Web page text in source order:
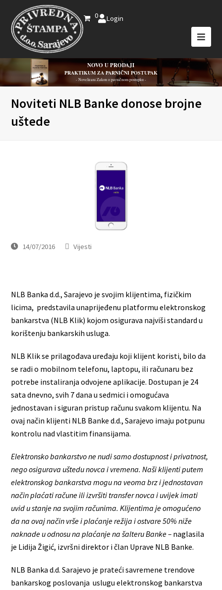
0 Login
NOVO U PRODAJI
PRAKTIKUM ZA PARNIČNI POSTUPAK
- Novelirani Zakon o parničnom postupku -
Noviteti NLB Banke donose brojne
uštede
14/07/2016 Vijesti
NLB Banka d.d., Sarajevo je svojim klijentima, fizičkim
licima, predstavila unaprijeđenu platformu elektronskog
bankarstva (NLB Klik) kojom osigurava najviši standard u
korištenju bankarskih usluga.
NLB Klik se prilagođava uređaju koji klijent koristi, bilo da
se radi o mobilnom telefonu, laptopu, ili računaru bez
potrebe instaliranja odvojene aplikacije. Dostupan je 24
sata dnevno, svih 7 dana u sedmici i omogućava
jednostavan i siguran pristup računu svakom klijentu. Na
ovaj način klijenti NLB Banke d.d., Sarajevo imaju potpunu
kontrolu nad vlastitim finansijama.
Elektronsko bankarstvo ne nudi samo dostupnost i privatnost,
nego osigurava uštedu novca i vremena. Naši klijenti putem
elektronskog bankarstva mogu na veoma brz i jednostavan
način plaćati račune ili izvršiti transfer novca i uvijek imati
uvid u stanje na svojim računima. Klijentima je omogućeno
da na ovaj način vrše i plaćanje režija i ostvare 50% niže
naknade u odnosu na plaćanje na šalteru Banke – naglasila
je Lidija Žigić, izvršni direktor i član Uprave NLB Banke.
NLB Banka d.d. Sarajevo je prateći savremene trendove
bankarskog poslovanja uslugu elektronskog bankarstva